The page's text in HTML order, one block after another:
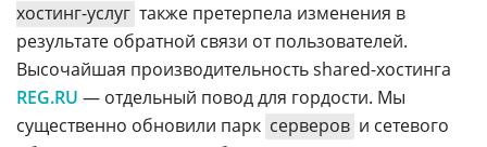
хостинг-услуг также претерпела изменения в
результате обратной связи от пользователей.
Высочайшая производительность shared-хостинга
REG.RU — отдельный повод для гордости. Мы
существенно обновили парк серверов и сетевого